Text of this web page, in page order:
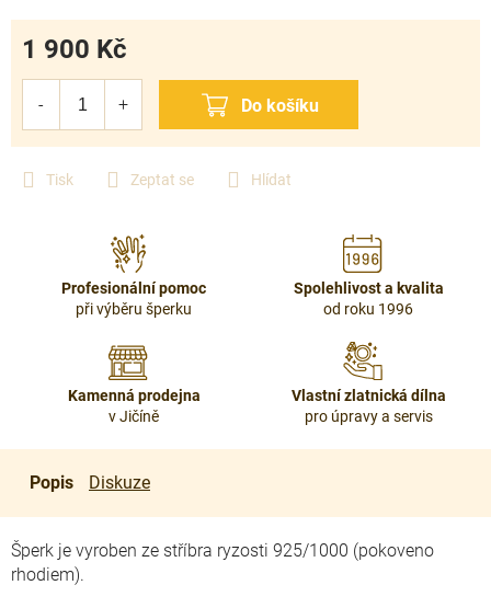
Tisk Zeptat se Hlídat
1 900 Kč
Profesionální pomoc
při výběru šperku
Spolehlivost a kvalita
od roku 1996
Kamenná prodejna
v Jičíně
Vlastní zlatnická dílna
pro úpravy a servis
Popis Diskuze
Šperk je vyroben ze stříbra ryzosti 925/1000 (pokoveno
rhodiem).